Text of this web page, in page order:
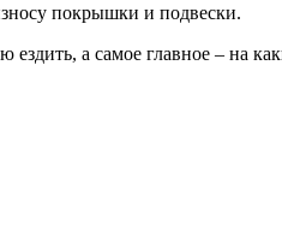
покрышки и подвески.
ездить, а самое главное – на